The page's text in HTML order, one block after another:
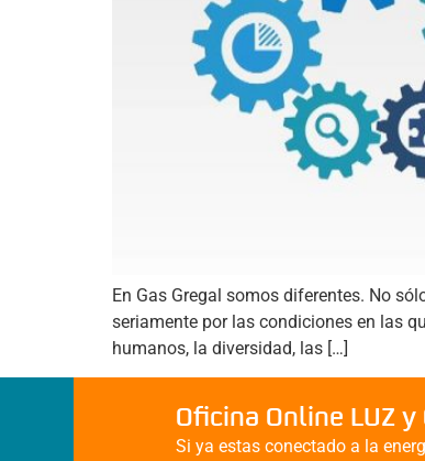
En Gas Gregal somos diferentes. No
seriamente por las condiciones en las
humanos, la diversidad, las […]
Oficina Online LUZ y
Si ya estas conectado a la